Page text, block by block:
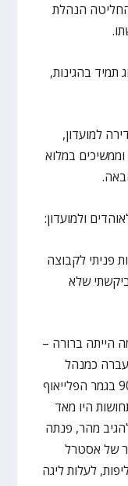
הנהלת
תמיד בהגינות,
למועדון,
במלוא
ולמועדון:
פניתי לקבוצה
שלא
הייתה ברורה –
כמנהל
מקצועי היינו ממש קרובים ובדקה ה-90 בגמר הפלייאוף
היו מאד
מהר, פנתה
של אסטרל
לעלות ליגה